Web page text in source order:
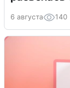
6 августа 140